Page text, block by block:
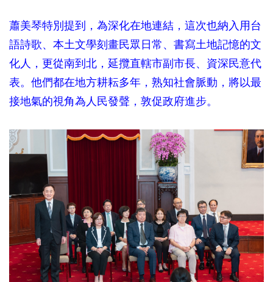
蕭美琴特別提到，為深化在地連結，這次也納入用台
語詩歌、本土文學刻畫民眾日常、書寫土地記憶的文
化人，更從南到北，延攬直轄市副市長、資深民意代
表。他們都在地方耕耘多年，熟知社會脈動，將以最
接地氣的視角為人民發聲，敦促政府進步。